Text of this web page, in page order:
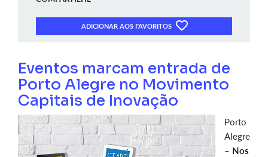
ADICIONAR AOS FAVORITOS
Eventos marcam entrada de
Porto Alegre no Movimento
Capitais de Inovação
Porto
Alegre
– Nos